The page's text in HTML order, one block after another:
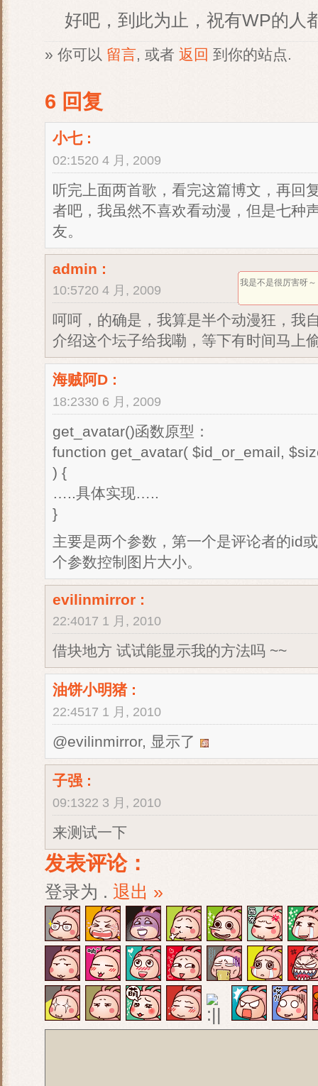
好吧，到此为止，祝有WP的人
» 你可以 留言, 或者 返回 到你的站点.
6 回复
小七:
02:1520 4 月, 2009
听完上面两首歌，看完这篇博文，再回
者吧，我虽然不喜欢看动漫，但是七种
友。
admin :
10:5720 4 月, 2009
呵呵，的确是，我算是半个动漫狂，我
介绍这个坛子给我嘞，等下有时间马上
海贼阿D :
18:2330 6 月, 2009
get_avatar()函数原型：
function get_avatar( $id_or_email,
) {
…..具体实现…..
}
主要是两个参数，第一个是评论者的id
个参数控制图片大小。
evilinmirror :
22:4017 1 月, 2010
借块地方 试试能显示我的方法吗 ~~
油饼小明猪:
22:4517 1 月, 2010
@evilinmirror, 显示了
子强 :
09:1322 3 月, 2010
来测试一下
发表评论：
登录为 . 退出 »
我是不是很厉害呀